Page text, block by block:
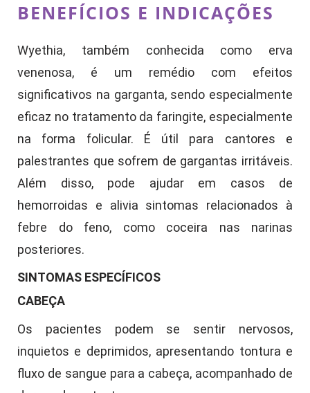
BENEFÍCIOS E INDICAÇÕES
Wyethia, também conhecida como erva
venenosa, é um remédio com efeitos
significativos na garganta, sendo especialmente
eficaz no tratamento da faringite, especialmente
na forma folicular. É útil para cantores e
palestrantes que sofrem de gargantas irritáveis.
Além disso, pode ajudar em casos de
hemorroidas e alivia sintomas relacionados à
febre do feno, como coceira nas narinas
posteriores.
SINTOMAS ESPECÍFICOS
CABEÇA
Os pacientes podem se sentir nervosos,
inquietos e deprimidos, apresentando tontura e
fluxo de sangue para a cabeça, acompanhado de